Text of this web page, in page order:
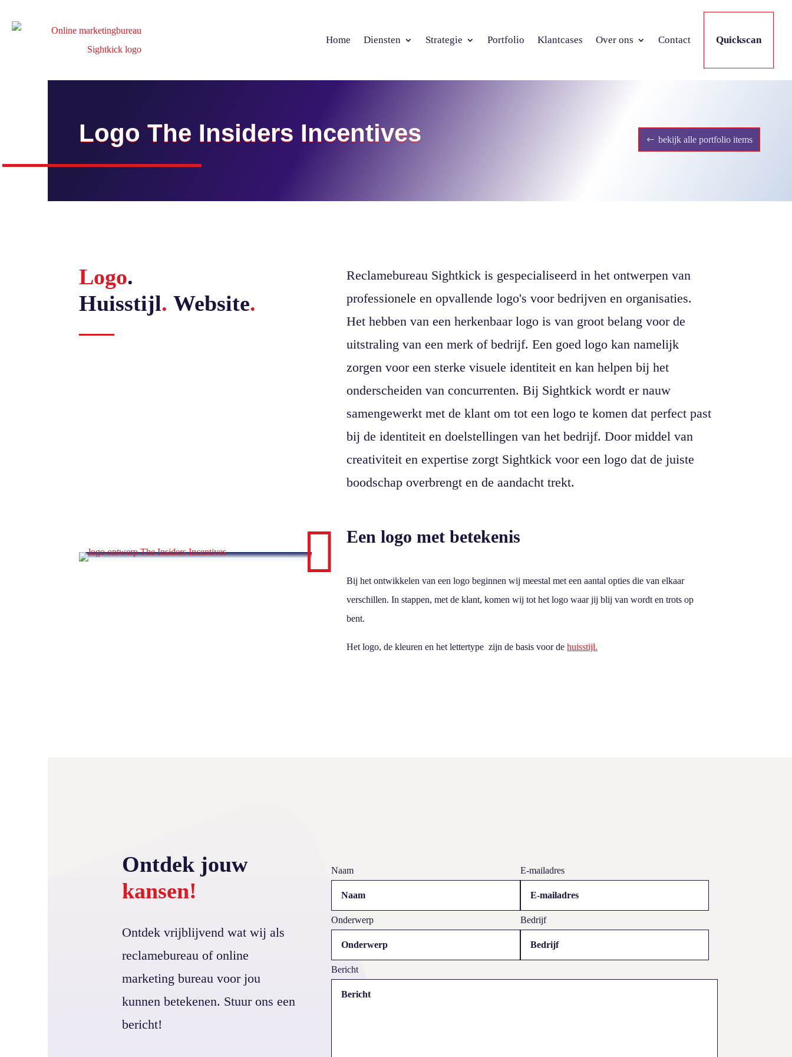
Home Diensten Strategie Portfolio Klantcases Over ons Contact Quickscan
Logo The Insiders Incentives bekijk alle portfolio items
Logo.
Huisstijl. Website.
Reclamebureau Sightkick is gespecialiseerd in het ontwerpen van
professionele en opvallende logo's voor bedrijven en organisaties.
Het hebben van een herkenbaar logo is van groot belang voor de
uitstraling van een merk of bedrijf. Een goed logo kan namelijk
zorgen voor een sterke visuele identiteit en kan helpen bij het
onderscheiden van concurrenten. Bij Sightkick wordt er nauw
samengewerkt met de klant om tot een logo te komen dat perfect past
bij de identiteit en doelstellingen van het bedrijf. Door middel van
creativiteit en expertise zorgt Sightkick voor een logo dat de juiste
boodschap overbrengt en de aandacht trekt.
 Een logo met betekenis
Bij het ontwikkelen van een logo beginnen wij meestal met een aantal opties die van elkaar
verschillen. In stappen, met de klant, komen wij tot het logo waar jij blij van wordt en trots op
bent.
Het logo, de kleuren en het lettertype zijn de basis voor dehuisstijl.
Ontdek jouw
kansen!
Ontdek vrijblijvend wat wij als
reclamebureau of online
marketing bureau voor jou
kunnen betekenen. Stuur ons een
bericht!
Naam E-mailadres
Onderwerp Bedrijf
Bericht